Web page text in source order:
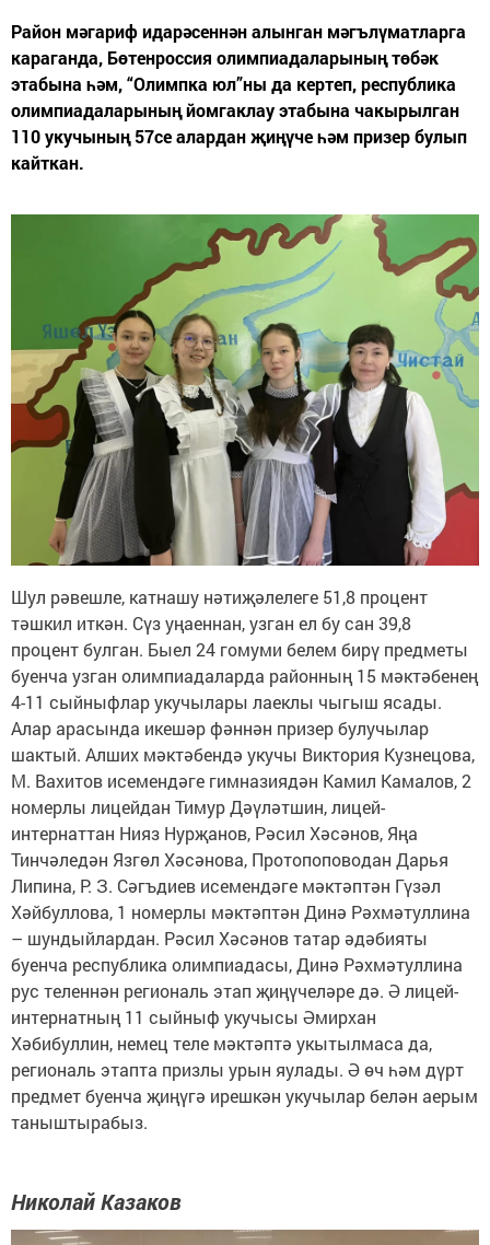
Район мәгариф идарәсеннән алынган мәгълүматларга
караганда, Бөтенроссия олимпиадаларының төбәк
этабына һәм, “Олимпка юл”ны да кертеп, республика
олимпиадаларының йомгаклау этабына чакырылган
110 укучының 57се алардан җиңүче һәм призер булып
кайткан.
Шул рәвешле, катнашу нәтиҗәлелеге 51,8 процент
тәшкил иткән. Сүз уңаеннан, узган ел бу сан 39,8
процент булган. Быел 24 гомуми белем бирү предметы
буенча узган олимпиадаларда районның 15 мәктәбенең
4-11 сыйныфлар укучылары лаеклы чыгыш ясады.
Алар арасында икешәр фәннән призер булучылар
шактый. Алших мәктәбендә укучы Виктория Кузнецова,
М. Вахитов исемендәге гимназиядән Камил Камалов, 2
номерлы лицейдан Тимур Дәүләтшин, лицей-
интернаттан Нияз Нурҗанов, Рәсил Хәсәнов, Яңа
Тинчәледән Язгөл Хәсәнова, Протопоповодан Дарья
Липина, Р. З. Сәгъдиев исемендәге мәктәптән Гүзәл
Хәйбуллова, 1 номерлы мәктәптән Динә Рәхмәтуллина
– шундыйлардан. Рәсил Хәсәнов татар әдәбияты
буенча республика олимпиадасы, Динә Рәхмәтуллина
рус теленнән региональ этап җиңүчеләре дә. Ә лицей-
интернатның 11 сыйныф укучысы Әмирхан
Хәбибуллин, немец теле мәктәптә укытылмаса да,
региональ этапта призлы урын яулады. Ә өч һәм дүрт
предмет буенча җиңүгә ирешкән укучылар белән аерым
таныштырабыз.
Николай Казаков